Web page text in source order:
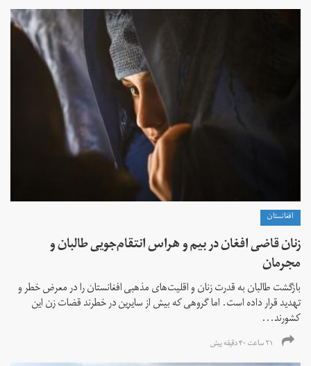
افغانستان
زنان قاضی افغان در بیم و هراس انتقام‌جویی طالبان و
مجرمان
بازگشت طالبان به قدرت زنان و اقلیت‌های مذهبی افغانستان را در معرض خطر و
تهدید قرار داده است. اما گروهی که بیش از سایرین در خطرند قضات زن این
کشورند...
۲۱ ساعت ۴۰ دقیقه پیش